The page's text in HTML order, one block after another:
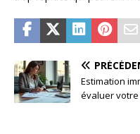
Estimation
évaluer votre